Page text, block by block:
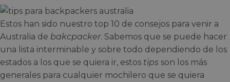
Estos han sido nuestro top 10 de consejos para venir a
Australia de bakcpacker. Sabemos que se puede hacer
una lista interminable y sobre todo dependiendo de los
estados a los que se quiera ir, estos tips son los más
generales para cualquier mochilero que se quiera